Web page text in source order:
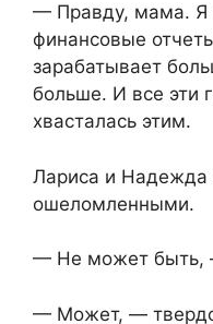
— Правду, мама. Я
финансовые
зарабатывает
больше. И все эти
хвасталась этим.
Лариса и Надежда
ошеломленными.
— Не может быть,
— Может, —